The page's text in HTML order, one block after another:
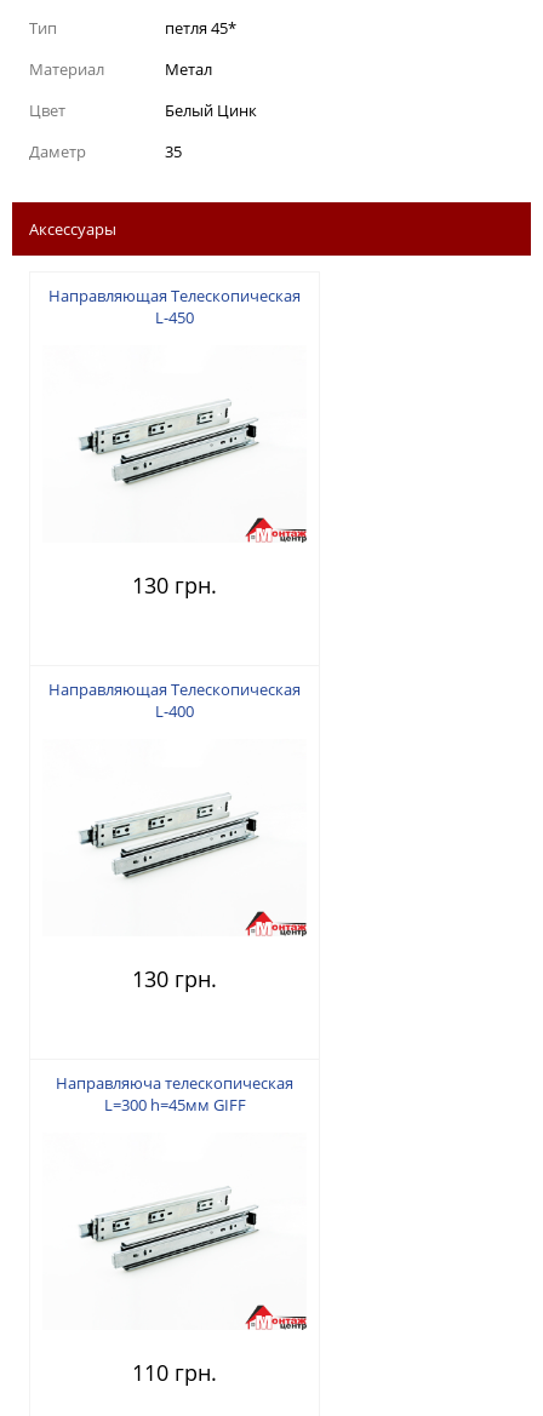
Тип
петля 45*
Материал
Метал
Цвет
Белый Цинк
Даметр
35
Аксессуары
Направляющая Tелескопическая
L-450
130 грн.
Направляющая Tелескопическая
L-400
130 грн.
Направляюча телескопическая
L=300 h=45мм GIFF
110 грн.